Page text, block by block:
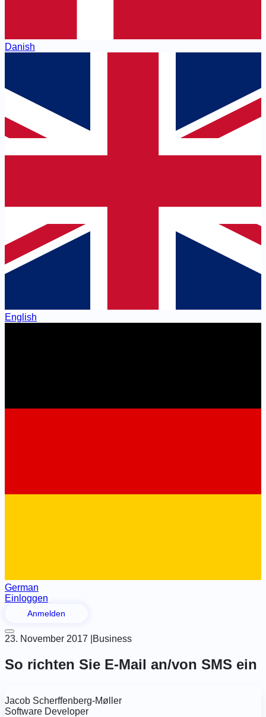
Danish
English
German
Einloggen
Anmelden
23. November 2017 Business
So richten Sie E-Mail an/von SMS ein
Jacob Scherffenberg-Møller
Software Developer